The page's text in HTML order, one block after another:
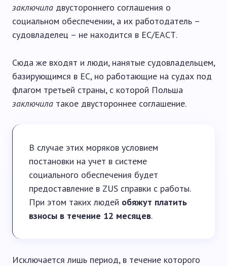
заключила двустороннего соглашения о
социальном обеспечении, а их работодатель –
судовладелец – не находится в ЕС/ЕАСТ.
Сюда же входят и люди, нанятые судовладельцем,
базирующимся в ЕС, но работающие на судах под
флагом третьей страны, с которой Польша
заключила такое двустороннее соглашение.
В случае этих моряков условием
постановки на учет в системе
социального обеспечения будет
предоставление в ZUS справки с работы.
При этом таких людей обяжут платить
взносы в течение 12 месяцев.
Исключается лишь период, в течение которого